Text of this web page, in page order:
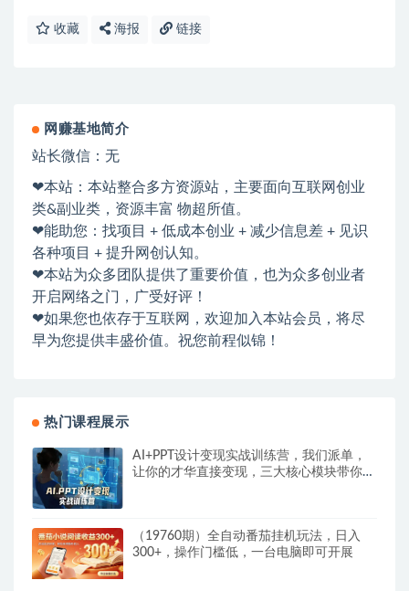
收藏 海报 链接
网赚基地简介
站长微信：无
❤本站：本站整合多方资源站，主要面向互联网创业
类&副业类，资源丰富 物超所值。
❤能助您：找项目 + 低成本创业 + 减少信息差 + 见识
各种项目 + 提升网创认知。
❤本站为众多团队提供了重要价值，也为众多创业者
开启网络之门，广受好评！
❤如果您也依存于互联网，欢迎加入本站会员，将尽
早为您提供丰盛价值。祝您前程似锦！
热门课程展示
AI+PPT设计变现实战训练营，我们派单，
让你的才华直接变现，三大核心模块带你构
（19760期）全自动番茄挂机玩法，日入
300+，操作门槛低，一台电脑即可开展